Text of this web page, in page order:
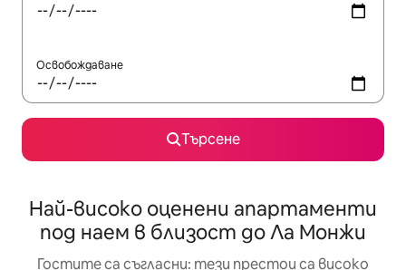
Освобождаване
Търсене
Най-високо оценени апартаменти
под наем в близост до Ла Монжи
Гостите са съгласни: тези престои са високо